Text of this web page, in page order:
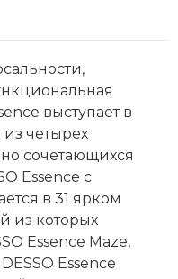
выступает в
из четырех
сочетающихся
Essence с
в 31 ярком
из которых
Essence Maze,
Essence